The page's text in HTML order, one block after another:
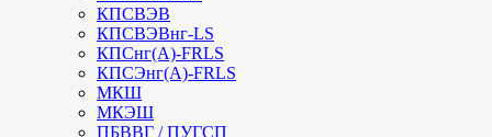
КПСВЭВ
КПСВЭВнг-LS
КПСнг(А)-FRLS
КПСЭнг(А)-FRLS
МКШ
МКЭШ
ПБВВГ / ПУГСП